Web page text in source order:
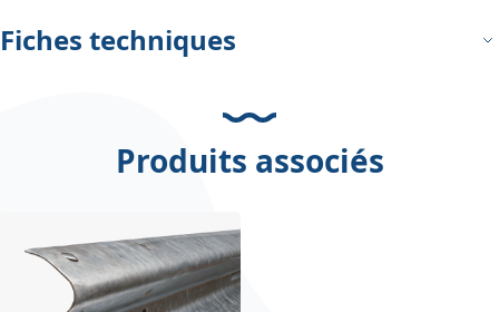
Fiches techniques
Produits associés